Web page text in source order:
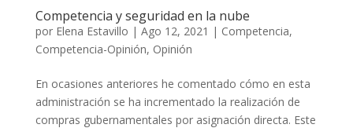
Competencia y seguridad en la nube
por Elena Estavillo | Ago 12, 2021 | Competencia,
Competencia-Opinión, Opinión
En ocasiones anteriores he comentado cómo en esta
administración se ha incrementado la realización de
compras gubernamentales por asignación directa. Este